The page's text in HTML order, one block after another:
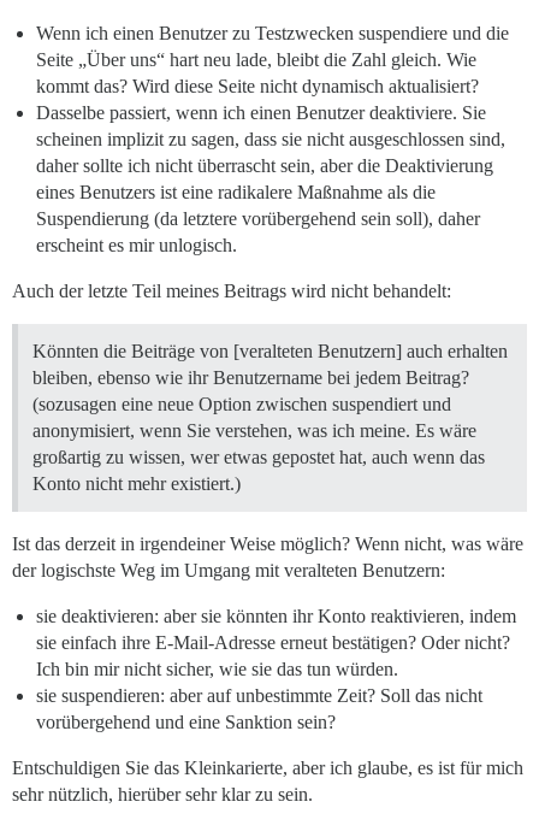
Wenn ich einen Benutzer zu Testzwecken suspendiere und die
Seite „Über uns“ hart neu lade, bleibt die Zahl gleich. Wie
kommt das? Wird diese Seite nicht dynamisch aktualisiert?
Dasselbe passiert, wenn ich einen Benutzer deaktiviere. Sie
scheinen implizit zu sagen, dass sie nicht ausgeschlossen sind,
daher sollte ich nicht überrascht sein, aber die Deaktivierung
eines Benutzers ist eine radikalere Maßnahme als die
Suspendierung (da letztere vorübergehend sein soll), daher
erscheint es mir unlogisch.
Auch der letzte Teil meines Beitrags wird nicht behandelt:
Könnten die Beiträge von [veralteten Benutzern] auch erhalten
bleiben, ebenso wie ihr Benutzername bei jedem Beitrag?
(sozusagen eine neue Option zwischen suspendiert und
anonymisiert, wenn Sie verstehen, was ich meine. Es wäre
großartig zu wissen, wer etwas gepostet hat, auch wenn das
Konto nicht mehr existiert.)
Ist das derzeit in irgendeiner Weise möglich? Wenn nicht, was wäre
der logischste Weg im Umgang mit veralteten Benutzern:
sie deaktivieren: aber sie könnten ihr Konto reaktivieren, indem
sie einfach ihre E-Mail-Adresse erneut bestätigen? Oder nicht?
Ich bin mir nicht sicher, wie sie das tun würden.
sie suspendieren: aber auf unbestimmte Zeit? Soll das nicht
vorübergehend und eine Sanktion sein?
Entschuldigen Sie das Kleinkarierte, aber ich glaube, es ist für mich
sehr nützlich, hierüber sehr klar zu sein.